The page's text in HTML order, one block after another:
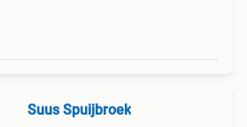
Suus Spuijbroek